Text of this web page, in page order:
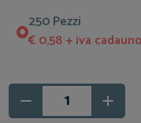
250 Pezzi
€ 0,58 + iva